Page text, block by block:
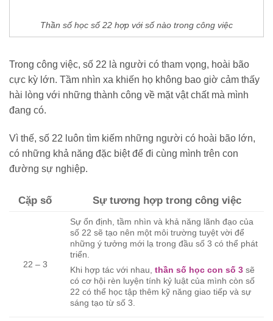
Thần số học số 22 hợp với số nào trong công việc
Trong công việc, số 22 là người có tham vọng, hoài bão
cực kỳ lớn. Tầm nhìn xa khiến họ không bao giờ cảm thấy
hài lòng với những thành công về mặt vật chất mà mình
đang có.
Vì thế, số 22 luôn tìm kiếm những người có hoài bão lớn,
có những khả năng đặc biệt để đi cùng mình trên con
đường sự nghiệp.
Cặp số Sự tương hợp trong công việc
22 – 3
Sự ổn định, tầm nhìn và khả năng lãnh đạo của
số 22 sẽ tạo nên một môi trường tuyệt vời để
những ý tưởng mới lạ trong đầu số 3 có thể phát
triển.
Khi hợp tác với nhau,thần số học con số 3 sẽ
có cơ hội rèn luyện tính kỷ luật của mình còn số
22 có thể học tập thêm kỹ năng giao tiếp và sự
sáng tạo từ số 3.